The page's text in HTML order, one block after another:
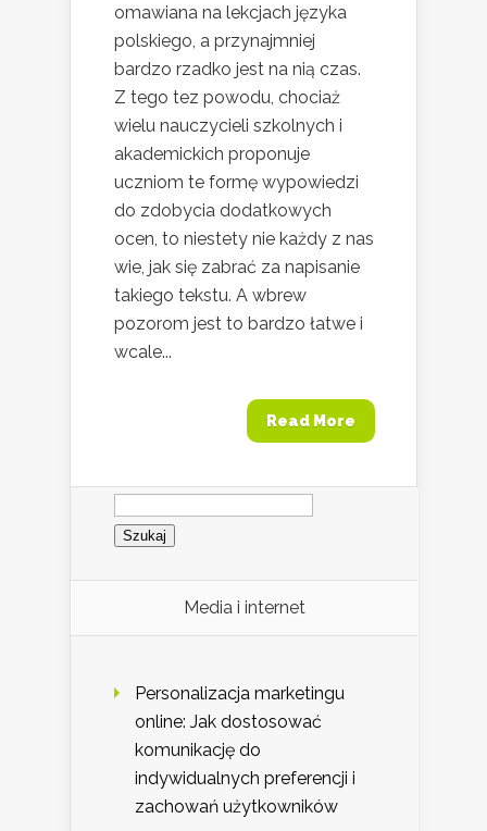
omawiana na lekcjach języka
polskiego, a przynajmniej
bardzo rzadko jest na nią czas.
Z tego tez powodu, chociaż
wielu nauczycieli szkolnych i
akademickich proponuje
uczniom te formę wypowiedzi
do zdobycia dodatkowych
ocen, to niestety nie każdy z nas
wie, jak się zabrać za napisanie
takiego tekstu. A wbrew
pozorom jest to bardzo łatwe i
wcale...
Read More
Szukaj:
Media i internet
Personalizacja marketingu
online: Jak dostosować
komunikację do
indywidualnych preferencji i
zachowań użytkowników